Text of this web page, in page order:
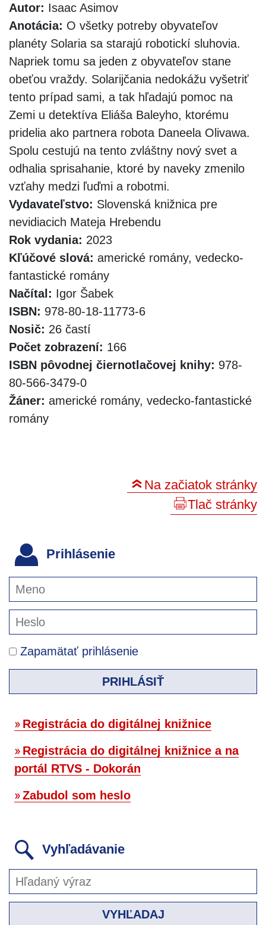
Autor: Isaac Asimov
Anotácia: O všetky potreby obyvateľov
planéty Solaria sa starajú robotickí sluhovia.
Napriek tomu sa jeden z obyvateľov stane
obeťou vraždy. Solarijčania nedokážu vyšetriť
tento prípad sami, a tak hľadajú pomoc na
Zemi u detektíva Eliáša Baleyho, ktorému
pridelia ako partnera robota Daneela Olivawa.
Spolu cestujú na tento zvláštny nový svet a
odhalia sprisahanie, ktoré by naveky zmenilo
vzťahy medzi ľuďmi a robotmi.
Vydavateľstvo: Slovenská knižnica pre
nevidiacich Mateja Hrebendu
Rok vydania: 2023
Kľúčové slová: americké romány, vedecko-
fantastické romány
Načítal: Igor Šabek
ISBN: 978-80-18-11773-6
Nosič: 26 častí
Počet zobrazení: 166
ISBN pôvodnej čiernotlačovej knihy: 978-
80-566-3479-0
Žáner: americké romány, vedecko-fantastické
romány
Na začiatok stránky
Tlač stránky
Prihlásenie
Zapamätať prihlásenie
PRIHLÁSIŤ
Registrácia do digitálnej knižnice
Registrácia do digitálnej knižnice a na
portál RTVS - Dokorán
Zabudol som heslo
Vyhľadávanie
VYHĽADAJ